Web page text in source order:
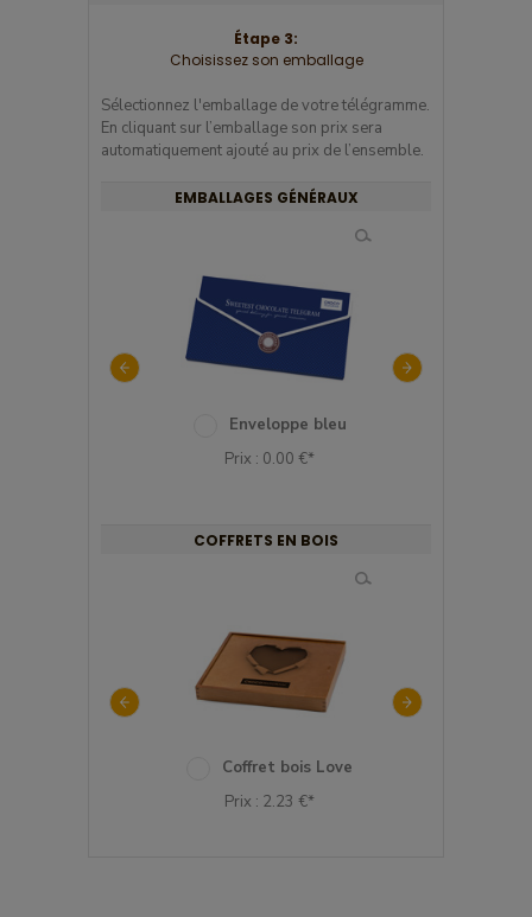
Étape 3:
Choisissez son emballage
Sélectionnez l'emballage de votre télégramme.
En cliquant sur l’emballage son prix sera
automatiquement ajouté au prix de l’ensemble.
EMBALLAGES GÉNÉRAUX
Enveloppe bleu
Prix : 0.00 €*
COFFRETS EN BOIS
Coffret bois Love
Prix : 2.23 €*